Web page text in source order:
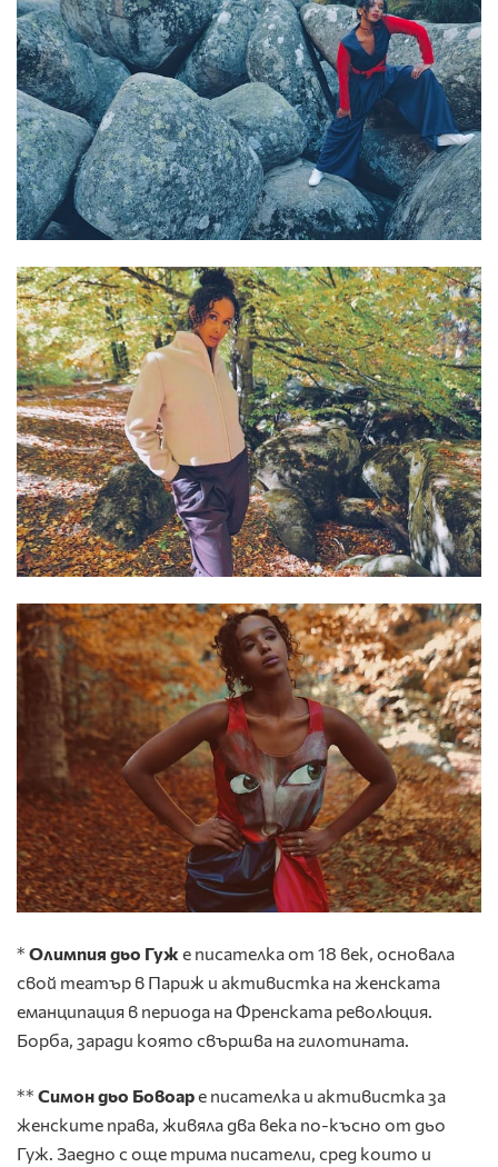
* Олимпия дьо Гуж е писателка от 18 век, основала
свой театър в Париж и активистка на женската
еманципация в периода на Френската революция.
Борба, заради която свършва на гилотината.
** Симон дьо Бовоаре писателка и активистка за
женските права, живяла два века по-късно от дьо
Гуж. Заедно с още трима писатели, сред които и